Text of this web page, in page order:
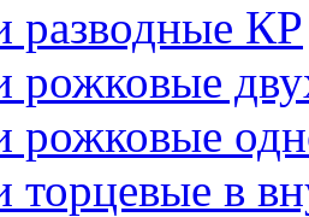
разводные КР
в